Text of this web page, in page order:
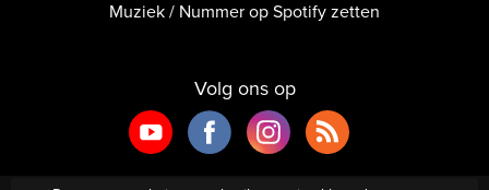
Muziek / Nummer op Spotify zetten
Volg ons op